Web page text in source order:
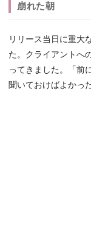
崩れた朝
リリース当日に重大
た。クライアントへ
ってきました。「前
聞いておけばよかっ